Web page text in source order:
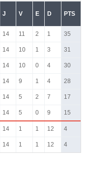
J V E D PTS
14 11 2 1 35
14 10 1 3 31
14 10 0 4 30
14 9 1 4 28
14 5 2 7 17
14 5 0 9 15
14 1 1 12 4
14 1 1 12 4